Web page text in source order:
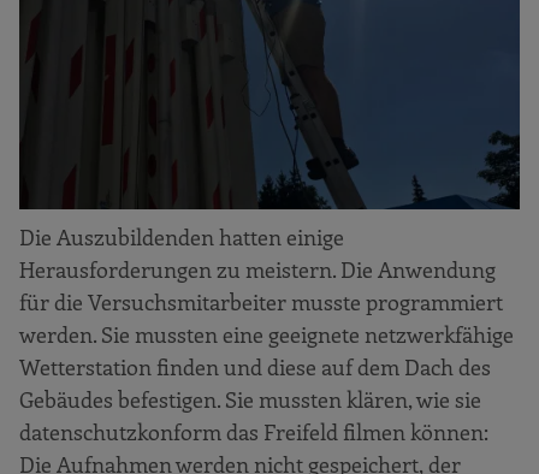
Die Auszubildenden hatten einige
Herausforderungen zu meistern. Die Anwendung
für die Versuchsmitarbeiter musste programmiert
werden. Sie mussten eine geeignete netzwerkfähige
Wetterstation finden und diese auf dem Dach des
Gebäudes befestigen. Sie mussten klären, wie sie
datenschutzkonform das Freifeld filmen können:
Die Aufnahmen werden nicht gespeichert, der